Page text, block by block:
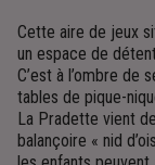
Cette aire de jeux
un espace de
C’est à l’ombre de
tables de pique-
La Pradette vient
balançoire « nid